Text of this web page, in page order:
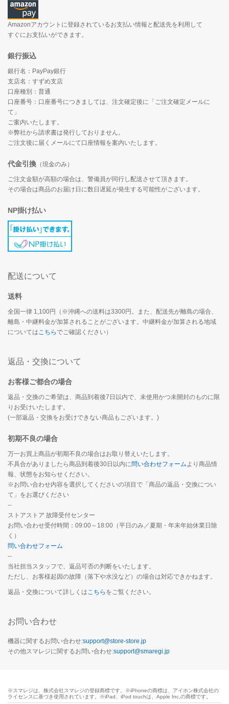
Amazonアカウントに登録されているお支払い情報と配送先を利用して
すぐにお支払いができます。
銀行振込
銀行名：PayPay銀行
支店名：すずめ支店
口座種別：普通
口座番号：口座番号につきましては、注文確定後に「ご注文確定メールに
て」
ご案内いたします。
※弊社から請求書は発行しておりません。
ご注文後に届くメールにて口座情報を案内いたします。
代金引換 （現金のみ）
ご注文金額が高額の場合は、警備員が同行し配送させて頂きます。
その場合は商品のお届け日に数日遅延が発生する可能性がございます。
NP掛け払い
配送について
送料
全国一律 1,100円（※沖縄への送料は3300円。また、配送先が離島の場合、
離島・中継料金が加算されることがございます。中継料金が加算される地域
についてはこちらでご確認ください）
返品・交換について
お客様ご都合の場合
返品・交換のご希望は、商品到着後7日以内で、未使用かつ未開封のものに限
りお受けいたします。
(一部返品・交換をお受けできない商品もございます。)
初期不良の場合
万一お買上商品が初期不良の場合はお取り替えいたします。
不具合がありましたら商品到着後30日以内に問い合わせフォームより商品情
報、状態をお知らせください。
※お問い合わせ内容を選択してくださいの項目で「商品の返品・交換につい
て」をお選びください
--
ストアストア 故障受付センター
お問い合わせ受付時間：09:00～18:00（平日のみ／夏期・年末年始休業日除
く）
問い合わせフォーム
--
当社担当スタッフで、返品可否の判断をいたします。
ただし、お客様起因の故障（落下や水没など）の場合は対応できかねます。
返品・交換について詳しくはこちら をご覧ください。
お問い合わせ
機器に関するお問い合わせ:support@store-store.jp
その他スマレジに関するお問い合わせ:support@smaregi.jp
※スマレジは、株式会社スマレジの登録商標です。※iPhoneの商標は、アイホン株式会社の
ライセンスに基づき使用されています。※iPad、iPod touchは、Apple Inc,の商標です。